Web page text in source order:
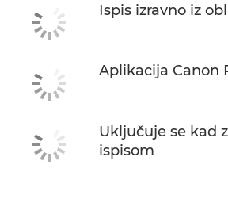
Ispis izravno iz
Aplikacija Canon
Uključuje se kad
ispisom